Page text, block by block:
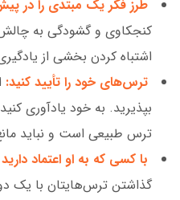
طرز فکر یک مبتدی را در
کنجکاوی و گشودگی به
اشتباه کردن بخشی از
ترس‌های خود را تأیید کنید:
بپذیرید. به خود یادآوری
ترس طبیعی است و نباید
با کسی که به او اعتماد
گذاشتن ترس‌هایتان با یک